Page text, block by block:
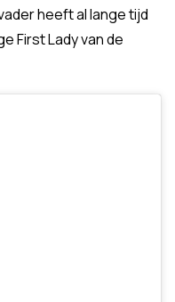
heeft al lange tijd
First Lady van de